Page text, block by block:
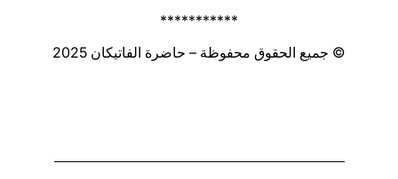
***********
© جميع الحقوق محفوظة – حاضرة الفاتيكان 2025